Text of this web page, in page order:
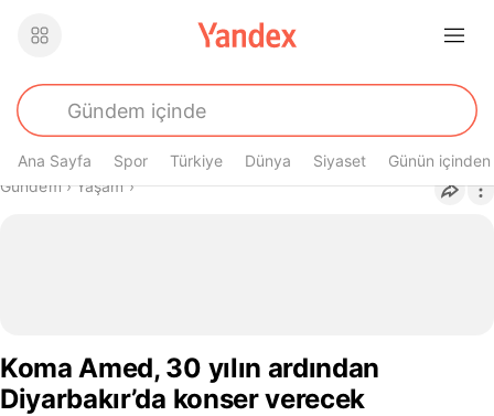
Ana Sayfa Spor Türkiye Dünya Siyaset Günün içinden
Buradasın
Gündem› Yaşam›
Koma Amed, 30 yılın ardından
Diyarbakır’da konser verecek